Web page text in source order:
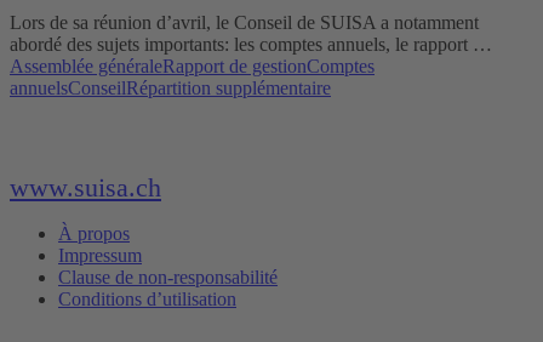
Lors de sa réunion d’avril, le Conseil de SUISA a notamment
abordé des sujets importants: les comptes annuels, le rapport …
Assemblée généraleRapport de gestionComptes
annuelsConseilRépartition supplémentaire
www.suisa.ch
À propos
Impressum
Clause de non-responsabilité
Conditions d’utilisation